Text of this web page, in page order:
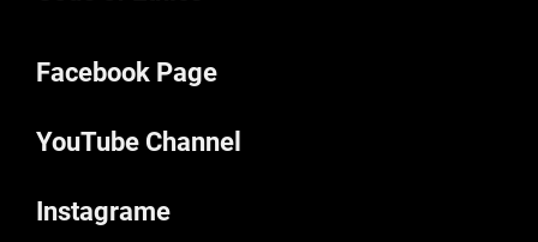
Facebook Page
YouTube Channel
Instagrame